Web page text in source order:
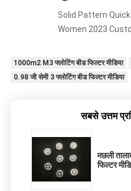
Solid Pattern
Women 2023
1000m2 M3 फ्लोटिंग बीड फिल्टर मीडिया
0.98 जी सेमी 3 फ्लोटिंग बीड फिल्टर मीडिया
सबसे उत्तम
मछली
फिल्टर